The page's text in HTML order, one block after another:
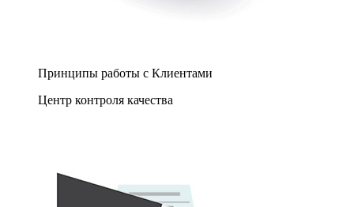
Принципы работы с Клиентами
Центр контроля качества